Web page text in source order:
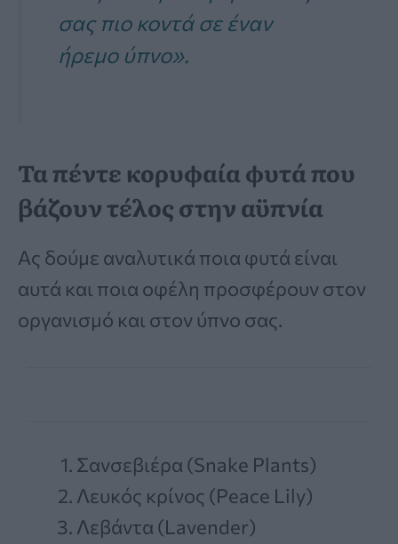
σας πιο κοντά σε έναν
ήρεμο ύπνο».
Τα πέντε κορυφαία φυτά που
βάζουν τέλος στην αϋπνία
Ας δούμε αναλυτικά ποια φυτά είναι
αυτά και ποια οφέλη προσφέρουν στον
οργανισμό και στον ύπνο σας.
Σανσεβιέρα (Snake Plants)
Λευκός κρίνος (Peace Lily)
Λεβάντα (Lavender)